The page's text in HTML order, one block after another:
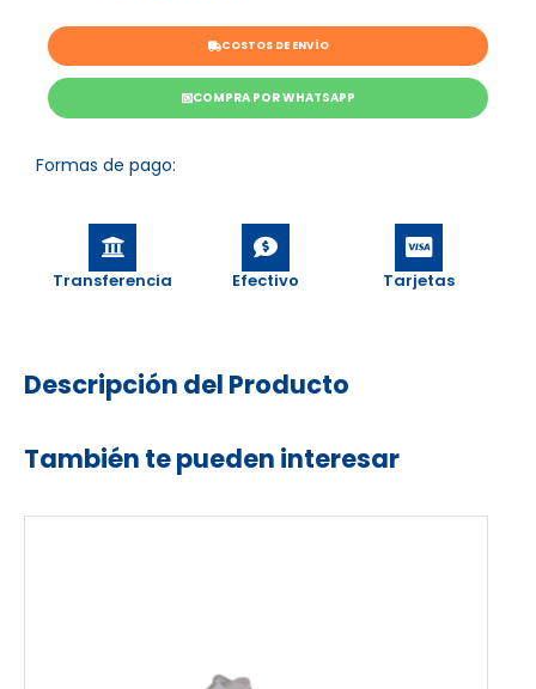
COSTOS DE ENVÍO
COMPRA POR WHATSAPP
Formas de pago:
Transferencia Efectivo Tarjetas
Descripción del Producto
También te pueden interesar